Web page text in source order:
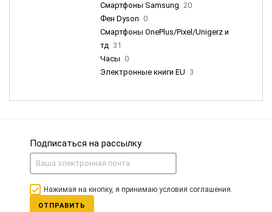
Смартфоны Samsung 20
Фен Dyson 0
Смартфоны OnePlus/Pixel/Unigerz и
тд 31
Часы 0
Электронные книги EU 3
Подписаться на рассылку
Нажимая на кнопку, я принимаю условия соглашения.
ОТПРАВИТЬ